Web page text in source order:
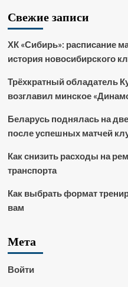
Свежие записи
ХК «Сибирь»: расписание
история новосибирского
Трёхкратный обладатель
возглавил минское
Беларусь поднялась на
после успешных матчей
Как снизить расходы на
транспорта
Как выбрать формат
вам
Мета
Войти